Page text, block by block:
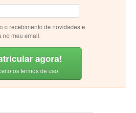
o recebimento de novidades e
no meu email.
agora!
os termos de uso